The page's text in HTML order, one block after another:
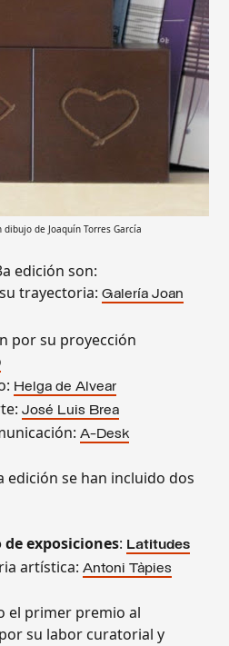
dibujo de Joaquín Torres García
edición son:
trayectoria: Galería Joan
por su proyección
Helga de Alvear
José Luis Brea
A-Desk
edición se han incluido dos
exposiciones: Latitudes
artística: Antoni Tàpies
el primer premio al
por su labor curatorial y